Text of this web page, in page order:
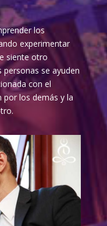
los
experimentar
siente otro
personas se ayuden
con el
los demás y la